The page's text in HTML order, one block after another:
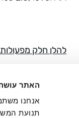
האתר
תנועת
להלן חלק
– האתר